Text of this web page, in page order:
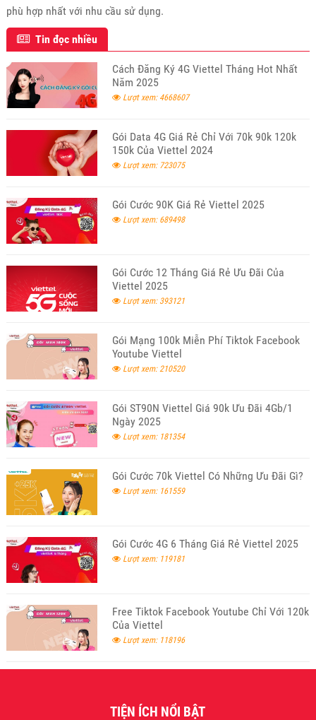
phù hợp nhất với nhu cầu sử dụng.
Tin đọc nhiều
Cách Đăng Ký 4G Viettel Tháng Hot Nhất
Năm 2025
Lượt xem: 4668607
Gói Data 4G Giá Rẻ Chỉ Với 70k 90k 120k
150k Của Viettel 2024
Lượt xem: 723075
Gói Cước 90K Giá Rẻ Viettel 2025
Lượt xem: 689498
Gói Cước 12 Tháng Giá Rẻ Ưu Đãi Của
Viettel 2025
Lượt xem: 393121
Gói Mạng 100k Miễn Phí Tiktok Facebook
Youtube Viettel
Lượt xem: 210520
Gói ST90N Viettel Giá 90k Ưu Đãi 4Gb/1
Ngày 2025
Lượt xem: 181354
Gói Cước 70k Viettel Có Những Ưu Đãi Gì?
Lượt xem: 161559
Gói Cước 4G 6 Tháng Giá Rẻ Viettel 2025
Lượt xem: 119181
Free Tiktok Facebook Youtube Chỉ Với 120k
Của Viettel
Lượt xem: 118196
TIỆN ÍCH NỔI BẬT